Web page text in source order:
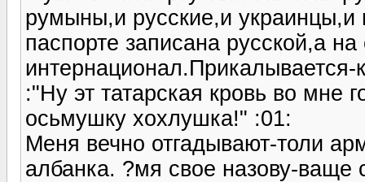
румыны,и русские,и
паспорте записана русской,а
интернационал.Прикалывается-
:"Ну эт татарская кровь во мне
осьмушку хохлушка!" :01:
Меня вечно отгадывают-толи
албанка. ?мя свое назову-ваще